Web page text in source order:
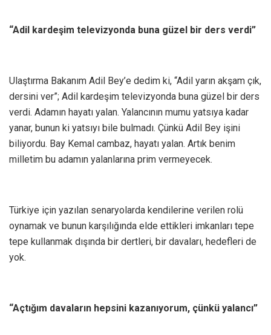
“Adil kardeşim televizyonda buna güzel bir ders verdi”
Ulaştırma Bakanım Adil Bey’e dedim ki, “Adil yarın akşam çık,
dersini ver”; Adil kardeşim televizyonda buna güzel bir ders
verdi. Adamın hayatı yalan. Yalancının mumu yatsıya kadar
yanar, bunun ki yatsıyı bile bulmadı. Çünkü Adil Bey işini
biliyordu. Bay Kemal cambaz, hayatı yalan. Artık benim
milletim bu adamın yalanlarına prim vermeyecek.
Türkiye için yazılan senaryolarda kendilerine verilen rolü
oynamak ve bunun karşılığında elde ettikleri imkanları tepe
tepe kullanmak dışında bir dertleri, bir davaları, hedefleri de
yok.
“Açtığım davaların hepsini kazanıyorum, çünkü yalancı”